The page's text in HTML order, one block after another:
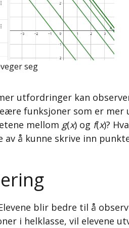
seg
utfordringer kan
funksjoner som er mer
mellom g(x) og f(x)?
av å kunne skrive inn
blir bedre til å
i helklasse, vil elevene